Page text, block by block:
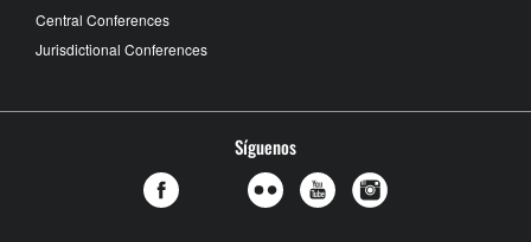
Central Conferences
Jurisdictional Conferences
Síguenos